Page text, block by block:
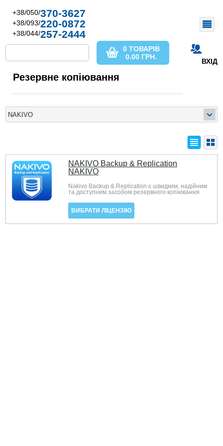
+38/050/370-3627
+38/093/220-0872
+38/044/257-2444
ВХІД
0 ТОВАРІВ
0.00 ГРН.
Резервне копіювання
NAKIVO Backup & Replication
NAKIVO
Nakivo Backup & Replication є швидким, надійним
та доступним засобом резервного копіювання
ВИБРАТИ ЛІЦЕНЗІЮ